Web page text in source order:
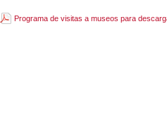
Programa de visitas a museos para